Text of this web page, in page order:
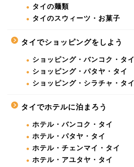
タイの麺類
タイのスウィーツ・お菓子
タイでショッピングをしよう
ショッピング・バンコク・タイ
ショッピング・パタヤ・タイ
ショッピング・シラチャ・タイ
タイでホテルに泊まろう
ホテル・バンコク・タイ
ホテル・パタヤ・タイ
ホテル・チェンマイ・タイ
ホテル・アユタヤ・タイ